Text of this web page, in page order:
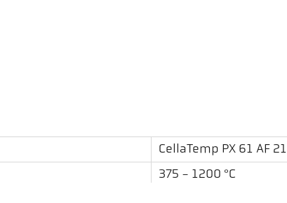
CellaTemp PX 61 AF 21
375 - 1200 °C